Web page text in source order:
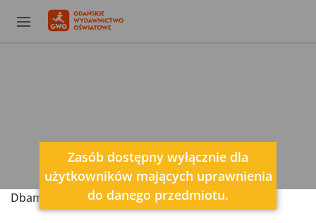
Zasób dostępny wyłącznie dla
użytkowników mających uprawnienia
do danego przedmiotu.
Dbamy o Twoją prywatność